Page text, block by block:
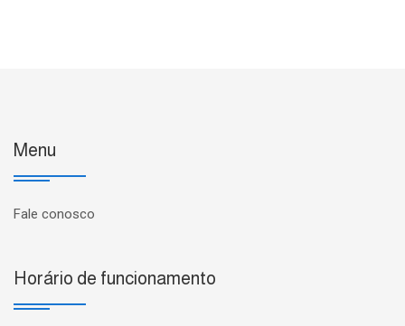
Menu
Fale conosco
Horário de funcionamento